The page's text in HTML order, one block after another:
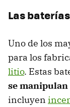
Las
Uno de los
para los
litio. Estas
se
incluyen